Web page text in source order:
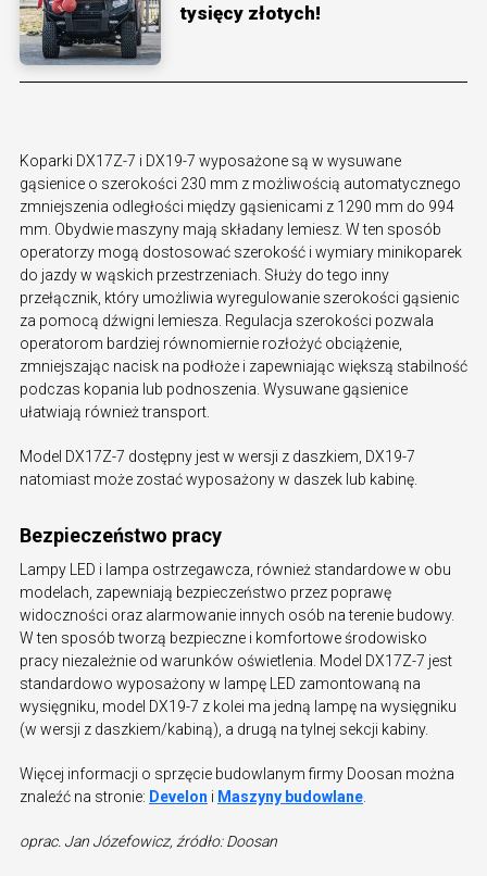
tysięcy złotych!
Koparki DX17Z-7 i DX19-7 wyposażone są w wysuwane
gąsienice o szerokości 230 mm z możliwością automatycznego
zmniejszenia odległości między gąsienicami z 1290 mm do 994
mm. Obydwie maszyny mają składany lemiesz. W ten sposób
operatorzy mogą dostosować szerokość i wymiary minikoparek
do jazdy w wąskich przestrzeniach. Służy do tego inny
przełącznik, który umożliwia wyregulowanie szerokości gąsienic
za pomocą dźwigni lemiesza. Regulacja szerokości pozwala
operatorom bardziej równomiernie rozłożyć obciążenie,
zmniejszając nacisk na podłoże i zapewniając większą stabilność
podczas kopania lub podnoszenia. Wysuwane gąsienice
ułatwiają również transport.
Model DX17Z-7 dostępny jest w wersji z daszkiem, DX19-7
natomiast może zostać wyposażony w daszek lub kabinę.
Bezpieczeństwo pracy
Lampy LED i lampa ostrzegawcza, również standardowe w obu
modelach, zapewniają bezpieczeństwo przez poprawę
widoczności oraz alarmowanie innych osób na terenie budowy.
W ten sposób tworzą bezpieczne i komfortowe środowisko
pracy niezależnie od warunków oświetlenia. Model DX17Z-7 jest
standardowo wyposażony w lampę LED zamontowaną na
wysięgniku, model DX19-7 z kolei ma jedną lampę na wysięgniku
(w wersji z daszkiem/kabiną), a drugą na tylnej sekcji kabiny.
Więcej informacji o sprzęcie budowlanym firmy Doosan można
znaleźć na stronie: Develon i Maszyny budowlane.
oprac. Jan Józefowicz, źródło: Doosan